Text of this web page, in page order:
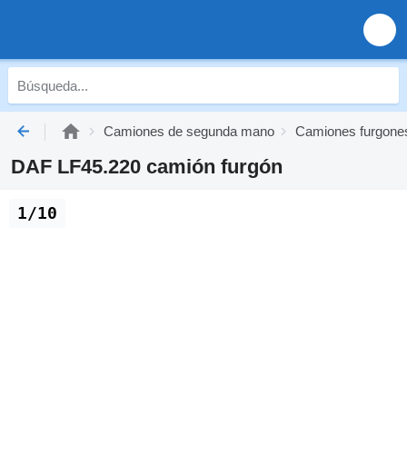
Camiones de segunda mano Camiones
DAF LF45.220 camión furgón
1/10